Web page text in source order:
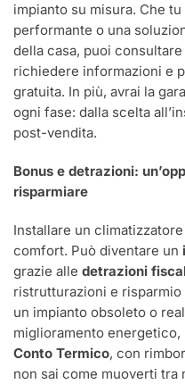
impianto su misura. Che
performante o una
della casa, puoi
richiedere informazioni e
gratuita. In più, avrai la
ogni fase: dalla scelta
post-vendita.
Bonus e detrazioni:
risparmiare
Installare un
comfort. Può diventare un
grazie alle detrazioni
ristrutturazioni e
un impianto obsoleto o
miglioramento
Conto Termico, con
non sai come muoverti